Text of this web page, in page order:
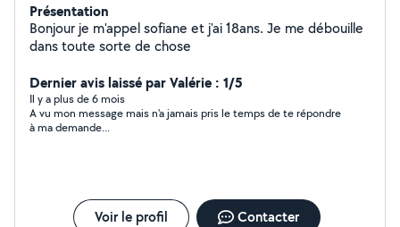
Présentation
Bonjour je m'appel sofiane et j'ai 18ans. Je me débouille
dans toute sorte de chose
Dernier avis laissé par Valérie : 1/5
Il y a plus de 6 mois
A vu mon message mais n'a jamais pris le temps de te répondre
à ma demande...
Voir le profil Contacter